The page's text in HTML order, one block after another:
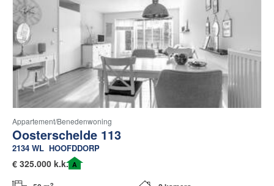
Appartement/benedenwoning
Oosterschelde 113
2134 WL HOOFDDORP
€ 325.000 k.k. A